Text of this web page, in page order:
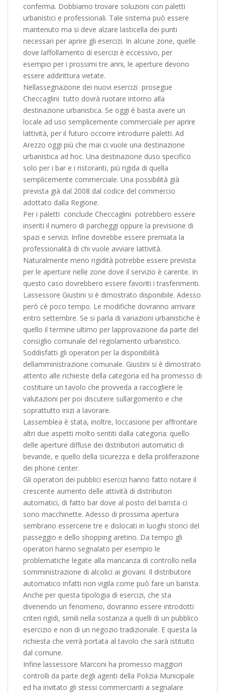
conferma. Dobbiamo trovare soluzioni con paletti
urbanistici e professionali. Tale sistema può essere
mantenuto ma si deve alzare lasticella dei punti
necessari per aprire gli esercizi. In alcune zone, quelle
dove laffollamento di esercizi è eccessivo, per
esempio per i prossimi tre anni, le aperture devono
essere addirittura vietate.
Nellassegnazione dei nuovi esercizi  prosegue
Checcaglini  tutto dovrà ruotare intorno alla
destinazione urbanistica. Se oggi è basta avere un
locale ad uso semplicemente commerciale per aprire
lattività, per il futuro occorre introdurre paletti. Ad
Arezzo oggi più che mai ci vuole una destinazione
urbanistica ad hoc. Una destinazione duso specifico
solo per i bar e i ristoranti, più rigida di quella
semplicemente commerciale. Una possibilità già
prevista già dal 2008 dal codice del commercio
adottato dalla Regione.
Per i paletti  conclude Checcaglini  potrebbero essere
inseriti il numero di parcheggi oppure la previsione di
spazi e servizi. Infine dovrebbe essere premiata la
professionalità di chi vuole avviare lattività.
Naturalmente meno rigidità potrebbe essere prevista
per le aperture nelle zone dove il servizio è carente. In
questo caso dovrebbero essere favoriti i trasferimenti.
Lassessore Giustini si è dimostrato disponibile. Adesso
però cè poco tempo. Le modifiche dovranno arrivare
entro settembre. Se si parla di variazioni urbanistiche è
quello il termine ultimo per lapprovazione da parte del
consiglio comunale del regolamento urbanistico.
Soddisfatti gli operatori per la disponibilità
dellamministrazione comunale. Giustini si è dimostrato
attento alle richieste della categoria ed ha promesso di
costituire un tavolo che provveda a raccogliere le
valutazioni per poi discutere sullargomento e che
soprattutto inizi a lavorare.
Lassemblea è stata, inoltre, loccasione per affrontare
altri due aspetti molto sentiti dalla categoria: quello
delle aperture diffuse dei distributori automatici di
bevande, e quello della sicurezza e della proliferazione
dei phone center.
Gli operatori dei pubblici esercizi hanno fatto notare il
crescente aumento delle attività di distributori
automatici, di fatto bar dove al posto del barista ci
sono macchinette. Adesso di prossima apertura
sembrano essercene tre e dislocati in luoghi storici del
passeggio e dello shopping aretino. Da tempo gli
operatori hanno segnalato per esempio le
problematiche legate alla mancanza di controllo nella
somministrazione di alcolici ai giovani. Il distributore
automatico infatti non vigila come può fare un barista.
Anche per questa tipologia di esercizi, che sta
divenendo un fenomeno, dovranno essere introdotti
criteri rigidi, simili nella sostanza a quelli di un pubblico
esercizio e non di un negozio tradizionale. E questa la
richiesta che verrà portata al tavolo che sarà istituito
dal comune.
Infine lassessore Marconi ha promesso maggiori
controlli da parte degli agenti della Polizia Municipale
ed ha invitato gli stessi commercianti a segnalare